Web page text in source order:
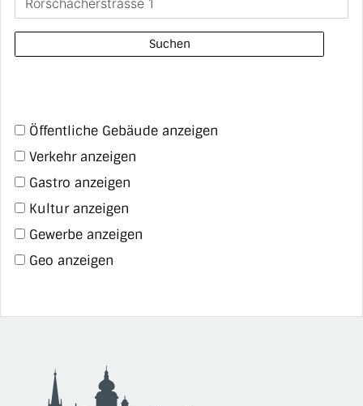
Suchen
Öffentliche Gebäude anzeigen
Verkehr anzeigen
Gastro anzeigen
Kultur anzeigen
Gewerbe anzeigen
Geo anzeigen